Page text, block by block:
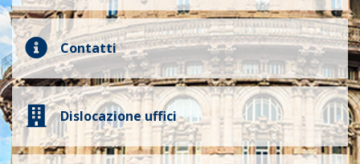
Contatti
Dislocazione uffici